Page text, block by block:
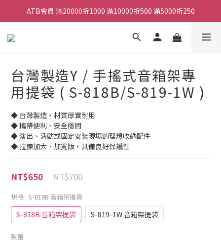
ATB會員 滿20000折1000 滿10000折500 滿5000折250
ATB會員 滿20000折1000 滿10000折500 滿5000折250
全館滿490元免運
ATB會員 滿20000折1000 滿10000折500 滿5000折250
台灣製造Y / 手搖式音箱架專
用提袋 ( S-818B/S-819-1W )
◆ 台灣製造，材質厚實耐用
◆ 攜帶便利、安全穩固
◆ 演出、活動或固定安裝現場的理想收納配件
◆ 拉鍊加大、加寬版，具備良好保護性
NT$700
NT$650
規格 : S-818B 音箱架提袋
S-818B 音箱架提袋 S-819-1W 音箱架提袋
數量